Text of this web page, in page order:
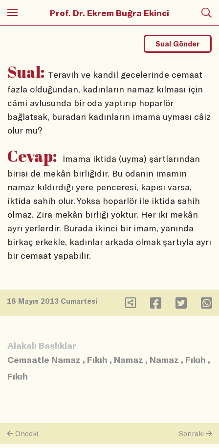
Prof. Dr. Ekrem Buğra Ekinci
Sual: Teravih ve kandil gecelerinde cemaat
fazla olduğundan, kadınların namaz kılması için
câmi avlusunda bir oda yaptırıp hoparlör
bağlatsak, buradan kadınların imama uyması câiz
olur mu?
Sual Gönder
Cevap:
İmama iktida (uyma) şartlarından
birisi de mekân birliğidir. Bu odanın imamın
namaz kıldırdığı yere penceresi, kapısı varsa,
iktida sahih olur. Yoksa hoparlör ile iktida sahih
olmaz. Zira mekân birliği yoktur. Her iki mekân
ayrı yerlerdir. Burada ikinci bir imam, yanında
birkaç erkekle, kadınlar arkada olmak şartıyla ayrı
bir cemaat yapabilir.
18 Mayıs 2013 Cumartesi
Alakalı Başlıklar
Cemaatle Namaz , Fıkıh , Namaz , Namaz , Fıkıh ,
Fıkıh
Önceki Sonraki